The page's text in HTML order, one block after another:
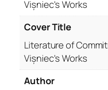
m
i
Vișniec's Works
Cover Title
Literature of
Vișniec's Works
Author